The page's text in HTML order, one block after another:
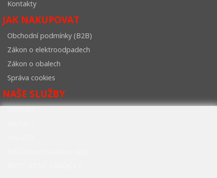
Kontakty
JAK NAKUPOVAT
Obchodní podmínky (B2B)
Zákon o elektroodpadech
Zákon o obalech
Správa cookies
NAŠE SLUŽBY